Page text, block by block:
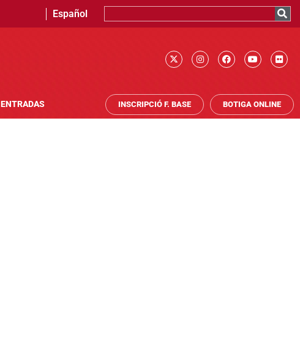
Español
ENTRADAS INSCRIPCIÓ F. BASE BOTIGA ONLINE